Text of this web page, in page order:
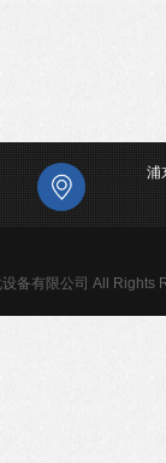
浦
备有限公司 All Rights